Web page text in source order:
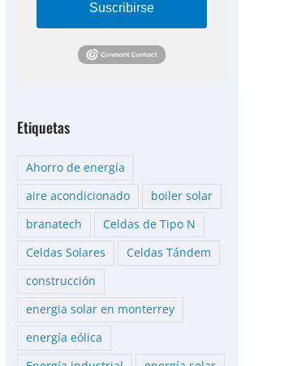
Suscribirse
Etiquetas
Ahorro de energía
aire acondicionado
boiler solar
branatech
Celdas de Tipo N
Celdas Solares
Celdas Tándem
construcción
energia solar en monterrey
energía eólica